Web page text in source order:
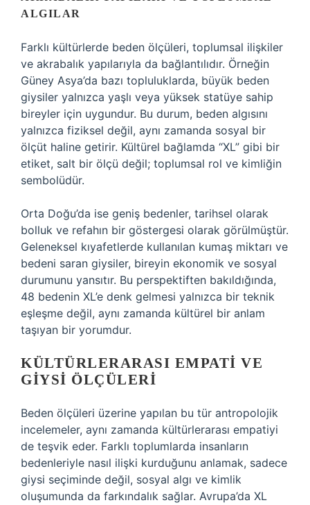
ALGILAR
Farklı kültürlerde beden ölçüleri, toplumsal ilişkiler
ve akrabalık yapılarıyla da bağlantılıdır. Örneğin
Güney Asya’da bazı topluluklarda, büyük beden
giysiler yalnızca yaşlı veya yüksek statüye sahip
bireyler için uygundur. Bu durum, beden algısını
yalnızca fiziksel değil, aynı zamanda sosyal bir
ölçüt haline getirir. Kültürel bağlamda “XL” gibi bir
etiket, salt bir ölçü değil; toplumsal rol ve kimliğin
sembolüdür.
Orta Doğu’da ise geniş bedenler, tarihsel olarak
bolluk ve refahın bir göstergesi olarak görülmüştür.
Geleneksel kıyafetlerde kullanılan kumaş miktarı ve
bedeni saran giysiler, bireyin ekonomik ve sosyal
durumunu yansıtır. Bu perspektiften bakıldığında,
48 bedenin XL’e denk gelmesi yalnızca bir teknik
eşleşme değil, aynı zamanda kültürel bir anlam
taşıyan bir yorumdur.
KÜLTÜRLERARASI EMPATI VE
GIYSI ÖLÇÜLERI
Beden ölçüleri üzerine yapılan bu tür antropolojik
incelemeler, aynı zamanda kültürlerarası empatiyi
de teşvik eder. Farklı toplumlarda insanların
bedenleriyle nasıl ilişki kurduğunu anlamak, sadece
giysi seçiminde değil, sosyal algı ve kimlik
oluşumunda da farkındalık sağlar. Avrupa’da XL